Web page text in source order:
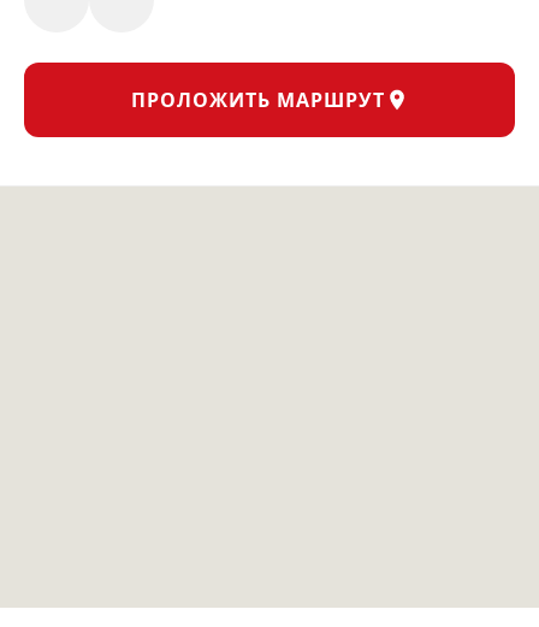
ПРОЛОЖИТЬ МАРШРУТ